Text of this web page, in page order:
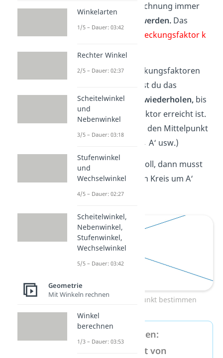
mit der Zirkel-Zeichnung immer
nur verdoppelt werden. Das
Streckungsfaktor k
Um andere Streckungsfaktoren
abzubilden, musst du das
Vorgehenso oft wiederholen,bis
der Streckungsfaktor erreicht ist.
Dabei änderst du den Mittelpunkt
(A → A‘ usw.)
Wenn k = 3 sein soll, dann musst
du einen weiteren Kreis um A‘
zeichnen:
zweiten Bildpunkt bestimmen
Expertenwissen:
Flächeninhalt von
Winkelarten
1/5 – Dauer: 03:42
Rechter Winkel
2/5 – Dauer: 02:37
Scheitelwinkel
und
Nebenwinkel
3/5 – Dauer: 03:18
Stufenwinkel
und
Wechselwinkel
4/5 – Dauer: 02:27
Scheitelwinkel,
Nebenwinkel,
Stufenwinkel,
Wechselwinkel
5/5 – Dauer: 03:42
Geometrie
Mit Winkeln rechnen
Winkel
berechnen
1/3 – Dauer: 03:53